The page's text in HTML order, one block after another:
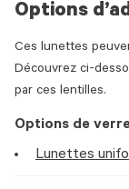
Options
Ces lunettes
Découvrez ci-
par ces lentilles.
Options de
Lunettes